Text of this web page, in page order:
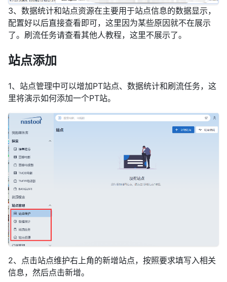
3、数据统计和站点资源在主要用于站点信息的数据显示，
配置好以后直接查看即可，这里因为某些原因就不在展示
了。刷流任务请查看其他人教程，这里不展示了。
站点添加
1、站点管理中可以增加PT站点、数据统计和刷流任务，这
里将演示如何添加一个PT站。
2、点击站点维护右上角的新增站点，按照要求填写入相关
信息，然后点击新增。